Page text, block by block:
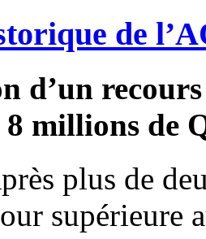
de
d’un
8 millions de
plus de
supérieure